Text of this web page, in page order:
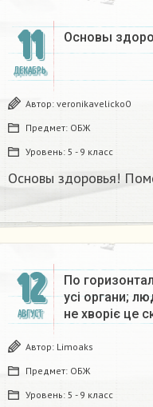
11
ДЕКАБРЬ
Основы
Автор: veronikavelicko0
Предмет: ОБЖ
Уровень: 5 - 9 класс
Основы здоровья!
12
АВГУСТ
По
усі органи;
не хворіє це
Автор: Limoaks
Предмет: ОБЖ
Уровень: 5 - 9 класс